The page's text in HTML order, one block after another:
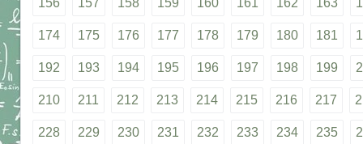
156 157 158 159 160 161 162 163
174 175 176 177 178 179 180 181
192 193 194 195 196 197 198 199
210 211 212 213 214 215 216 217
228 229 230 231 232 233 234 235